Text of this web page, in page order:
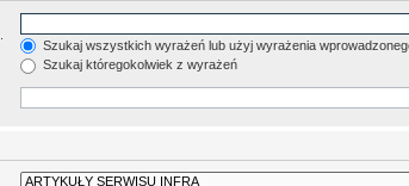
Szukaj wszystkich wyrażeń lub użyj wyrażenia
Szukaj któregokolwiek z wyrażeń